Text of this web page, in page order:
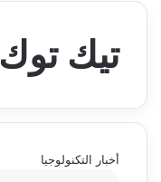
تيك توك
أخبار التكنولوجيا